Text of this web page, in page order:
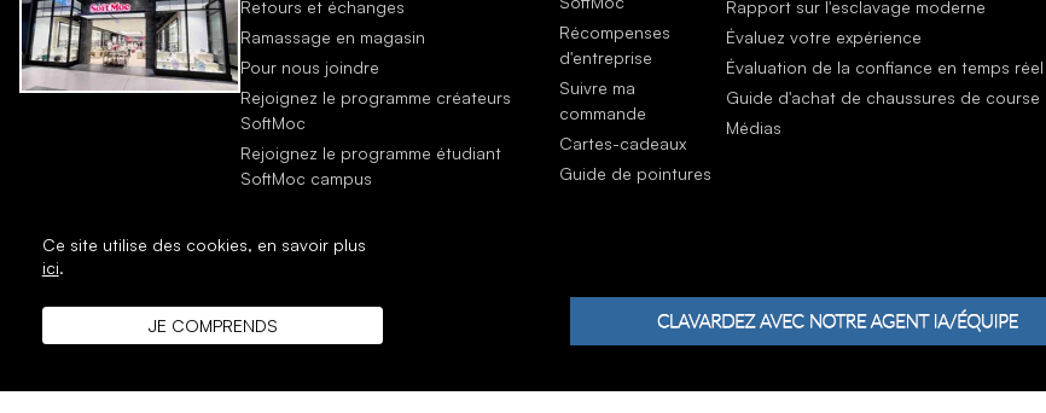
Ce site utilise des cookies, en savoir plus
ici.
JE COMPRENDS
Retours et échanges
Ramassage en magasin
Pour nous joindre
Rejoignez le programme créateurs
SoftMoc
Rejoignez le programme étudiant
SoftMoc campus
Récompenses
d'entreprise
Suivre ma
commande
Cartes-cadeaux
Guide de pointures
Rapport sur l'esclavage moderne
Évaluez votre expérience
Évaluation de la confiance en temps réel
Guide d'achat de chaussures de course
Médias